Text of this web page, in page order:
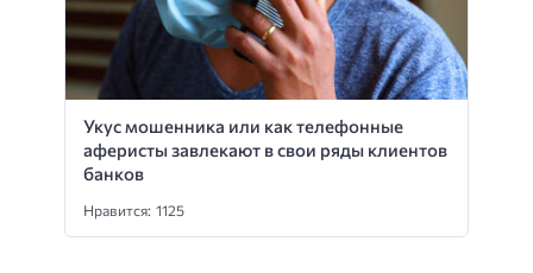
Укус мошенника или как телефонные
аферисты завлекают в свои ряды клиентов
банков
Нравится: 1125